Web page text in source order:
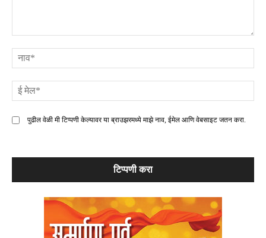
पुढील वेळी मी टिप्पणी केल्यावर या ब्राउझरमध्ये माझे नाव, ईमेल आणि वेबसाइट जतन करा.